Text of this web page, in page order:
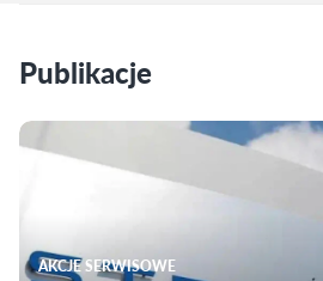
Publikacje
AKCJE SERWISOWE